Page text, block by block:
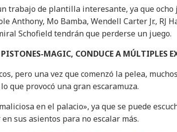
trabajo de plantilla interesante, ya que ocho
Anthony, Mo Bamba, Wendell Carter Jr., RJ
Schofield tendrán que perderse un juego.
MAGIC, CONDUCE A MÚLTIPLES
pero una vez que comenzó la pelea,
que provocó una gran escaramuza.
en el palacio», ya que se puede
sus asientos para no escalar más.